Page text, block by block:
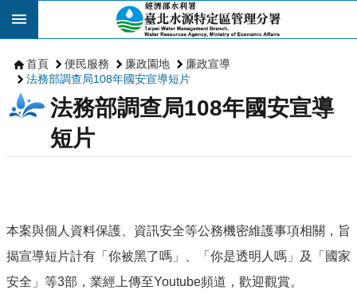
跳到主要內容區塊
首頁 便民服務 廉政園地
廉政宣導
法務部調查局108年國安宣導短片
法務部調查局108年國安宣導
短片
本案與個人資料保護、資訊安全等公務機密維護事項相關，旨
揭宣導短片計有「你被黑了嗎」、「你是透明人嗎」及「國家
安全」等3部，業經上傳至Youtube頻道，歡迎觀賞。